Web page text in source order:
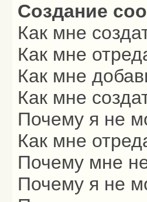
Создание
Как мне
Как мне
Как мне
Как мне
Почему я не
Как мне
Почему мне
Почему я не